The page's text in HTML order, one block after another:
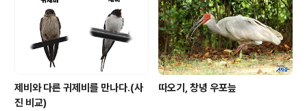
제비와 다른 귀제비를 만나다.(사
진 비교)
따오기, 창녕 우포늪